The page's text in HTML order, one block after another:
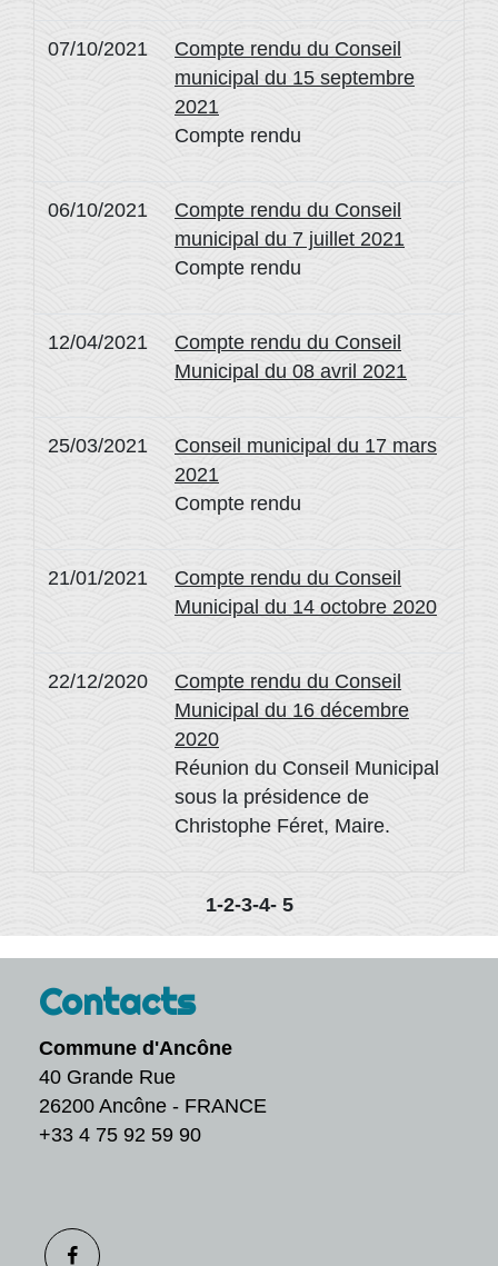
07/10/2021
Compte rendu du Conseil
municipal du 15 septembre
2021
Compte rendu
06/10/2021
Compte rendu du Conseil
municipal du 7 juillet 2021
Compte rendu
12/04/2021
Compte rendu du Conseil
Municipal du 08 avril 2021
25/03/2021
Conseil municipal du 17 mars
2021
Compte rendu
21/01/2021
Compte rendu du Conseil
Municipal du 14 octobre 2020
22/12/2020
Compte rendu du Conseil
Municipal du 16 décembre
2020
Réunion du Conseil Municipal
sous la présidence de
Christophe Féret, Maire.
1-2-3-4- 5
Contacts
Commune d'Ancône
40 Grande Rue
26200 Ancône - FRANCE
+33 4 75 92 59 90